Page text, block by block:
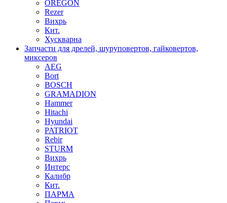
OREGON
Rezer
Вихрь
Кит.
Хускварна
Запчасти для дрелей, шуруповертов, гайковертов,
миксеров
AEG
Bort
BOSCH
GRAMADION
Hammer
Hitachi
Hyundai
PATRIOT
Rebir
STURM
Вихрь
Интерс
Калибр
Кит.
ПАРМА